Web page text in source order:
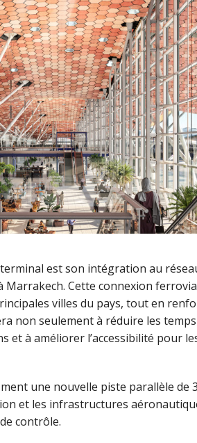
est son intégration au
Marrakech. Cette connexion
villes du pays, tout en
non seulement à réduire les
et à améliorer l’accessibilité pour
une nouvelle piste parallèle de
et les infrastructures
contrôle.